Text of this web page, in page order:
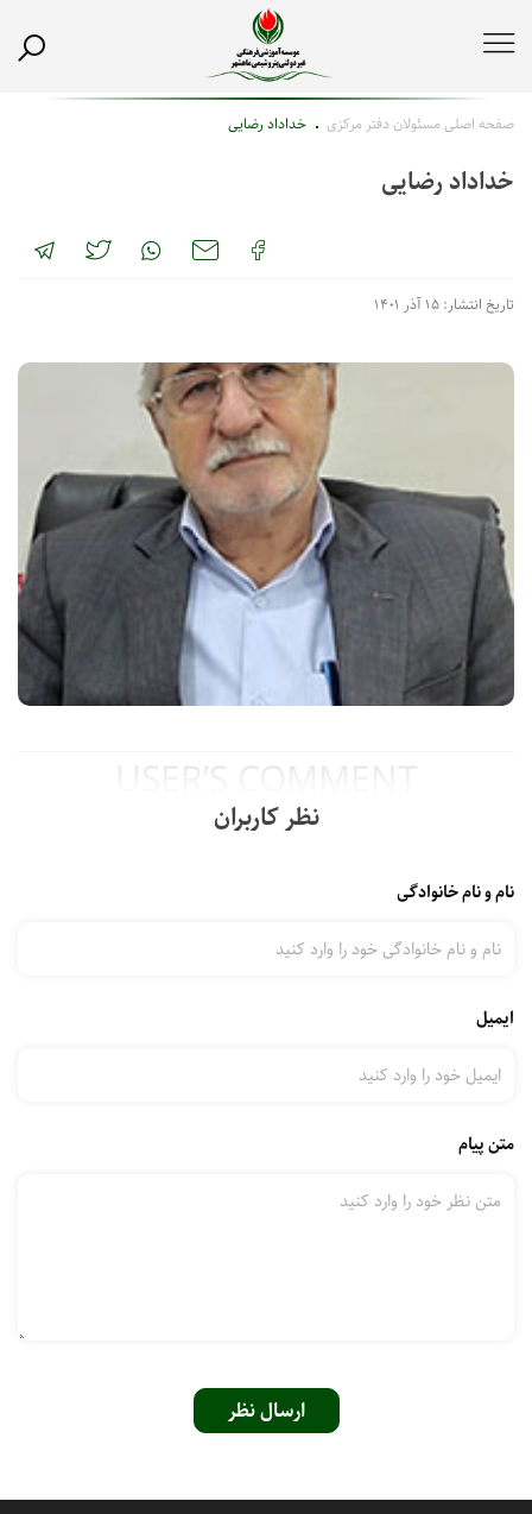
صفحه اصلیمسئولان دفتر مرکزی خداداد رضایی
خداداد رضایی
تاریخ انتشار: ۱۵ آذر ۱۴۰۱
نظر کاربران
نام و نام خانوادگی
ایمیل
متن پیام
ارسال نظر